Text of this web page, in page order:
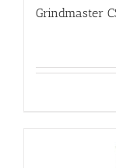
Grindmaster